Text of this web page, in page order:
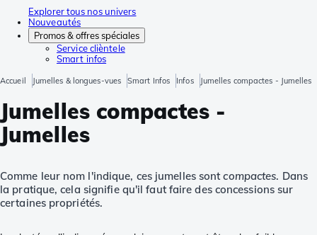
Explorer tous nos univers
Nouveautés
Promos & offres spéciales
Service clièntele
Smart infos
Accueil Jumelles & longues-vues Smart Infos Infos Jumelles compactes - Jumelles
Jumelles compactes -
Jumelles
Comme leur nom l'indique, ces jumelles sontcompactes. Dans
la pratique, cela signifie qu'il faut faire des concessions sur
certaines propriétés.